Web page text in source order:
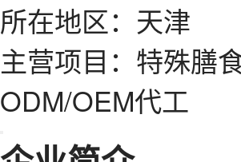
所在地区：天津
主营项目：特殊膳
ODM/OEM代工